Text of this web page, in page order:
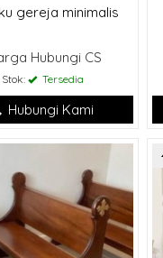
gereja minimalis
Hubungi CS
Stok: Tersedia
Hubungi Kami